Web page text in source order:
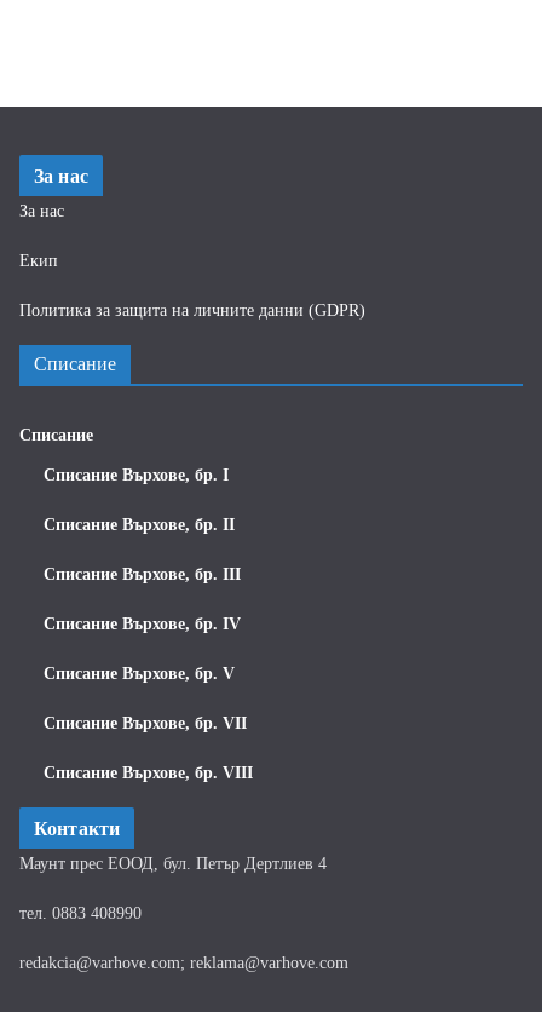
За нас
За нас
Екип
Политика за защита на личните данни (GDPR)
Списание
Списание
Списание Върхове, бр. I
Списание Върхове, бр. II
Списание Върхове, бр. III
Списание Върхове, бр. IV
Списание Върхове, бр. V
Списание Върхове, бр. VII
Списание Върхове, бр. VIII
Контакти
Маунт прес ЕООД, бул. Петър Дертлиев 4
тел. 0883 408990
redakcia@varhove.com; reklama@varhove.com